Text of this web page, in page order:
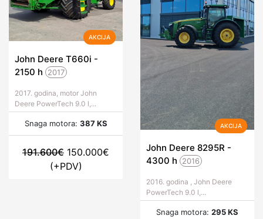
AKCIJA
John Deere T660i -
2150 h 2017
2017. godina, motor John
Deere PowerTech 9.0 l,...
Snaga motora: 387 KS
191.600€ 150.000€
(+PDV)
AKCIJA
John Deere 8295R -
4300 h 2016
2016. godina , John Deere
PowerTech 9.0 l,...
Snaga motora: 295 KS